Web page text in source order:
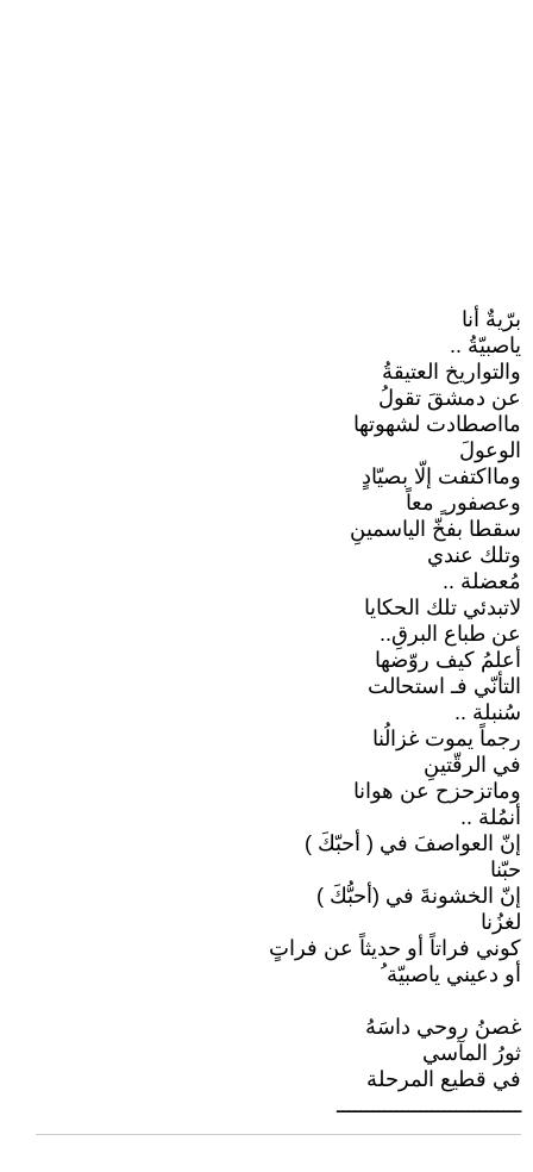
برّيةٌ أنا
ياصبيّةُ ..
والتواريخ العتيقةُ
عن دمشقَ تقولُ
مااصطادت لشهوتها
الوعولَ
ومااكتفت إلّا بصيّادٍ
وعصفور ٍ معاً
سقطا بفخّ الياسمينِ
وتلك عندي
مُعضلة ..
لاتبدئي تلك الحكايا
عن طباع البرقِ..
أعلمُ كيف روّضها
التأنّي فـ استحالت
سُنبلة ..
رجماً يموت غزالُنا
في الرقّتينِ
وماتزحزح عن هوانا
أنمُلة ..
إنّ العواصفَ في ( أحبّكَ )
حبّنا
إنّ الخشونةَ في (أحبُّكَ )
لغزُنا
كوني فراتاً أو حديثاً عن فراتٍ
أو دعيني ياصبيّة ُ
غصنُ روحي داسَهُ
ثورُ المآسي
في قطيع المرحلة
ـــــــــــــــــــــــــــــــ